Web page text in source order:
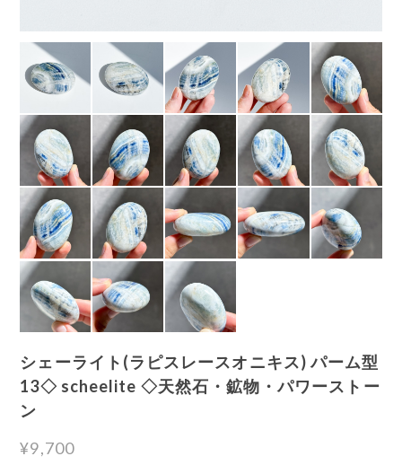
シェーライト(ラピスレースオニキス) パーム型
13◇ scheelite ◇天然石・鉱物・パワーストー
ン
¥9,700